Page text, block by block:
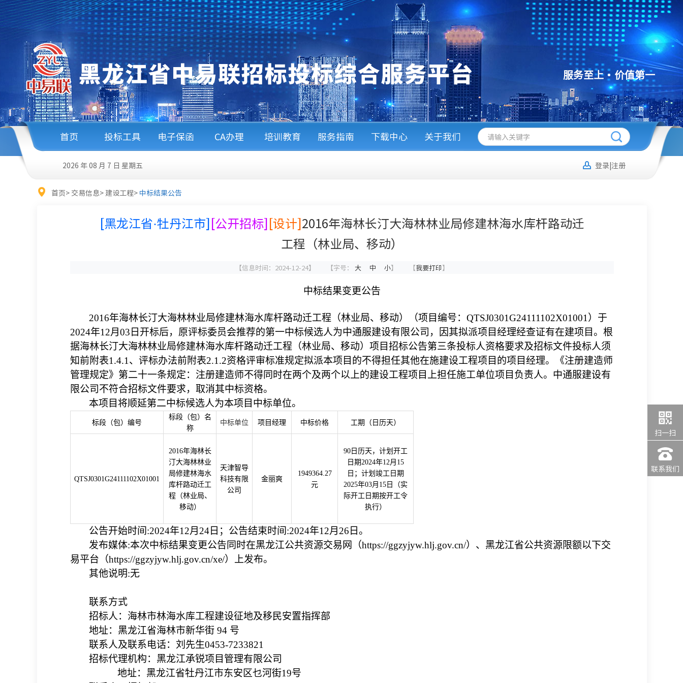
服务至上 价值第一
首页 投标工具 电子保函 CA办理 培训教育 服务指南 下载中心 关于我们
2026 年 08 月 7 日 星期五 登录|注册
扫一扫
联系我们
首页> 交易信息> 建设工程> 中标结果公告
[黑龙江省·牡丹江市][公开招标][设计]2016年海林长汀大海林林业局修建林海水库杆路动迁
工程（林业局、移动）
【信息时间：2024-12-24】 【字号： 大 中 小】 【我要打印】
中标结果变更公告
2016年海林长汀大海林林业局修建林海水库杆路动迁工程（林业局、移动）（项目编号：QTSJ0301G24111102X01001）于
2024年12月03日开标后，原评标委员会推荐的第一中标候选人为中通服建设有限公司 ， 因 其拟派项目经理经查证有在建项目。 根
据海林长汀大海林林业局修建林海水库杆路动迁工程（林业局、移动）项目招标公告第三条投标人资格要求及招标文件投标人须
知前附表1.4.1、评标办法前附表2.1.2资格评审标准规定拟派本项目的不得担任其他在施建设工程项目的项目经理。《注册建造师
管理规定》第二十一条规定：注册建造师不得同时在两个及两个以上的建设工程项目上担任施工单位项目负责人。中通服建设有
限公司不符合招标文件要求，取消其中标资格。
本项目将顺延第二中标候选人为本项目中标单位。
标段（包）编号
标段（包）名
称
中标单位 项目经理 中标价格 工期（日历天）
QTSJ0301G24111102X01001
2016年海林长
汀大海林林业
局修建林海水
库杆路动迁工
程（林业局、
移动）
天津智导
科技有限
公司
金丽爽
1949364.27
元
90日历天，计划开工
日期2024年12月15
日；计划竣工日期
2025年03月15日（实
际开工日期按开工令
执行）
公告开始时间 :2024年12月 24日 ； 公告结束时间 :2024年12月 26 日。
发布媒体:本次中标结果变更公告同时在黑龙江公共资源交易网（https://ggzyjyw.hlj.gov.cn/）、黑龙江省公共资源限额以下交
易平台（https://ggzyjyw.hlj.gov.cn/xe/）上发布。
其他说明:无
联系方式
招标人： 海林市林海水库工程建设征地及移民安置指挥部
地址： 黑龙江省海林市新华街 94 号
联系人及联系电话： 刘先生0453-7233821
招标代理机构：黑龙江承锐项目管理有限公司
地址：黑龙江省牡丹江市东安区乜河街19号